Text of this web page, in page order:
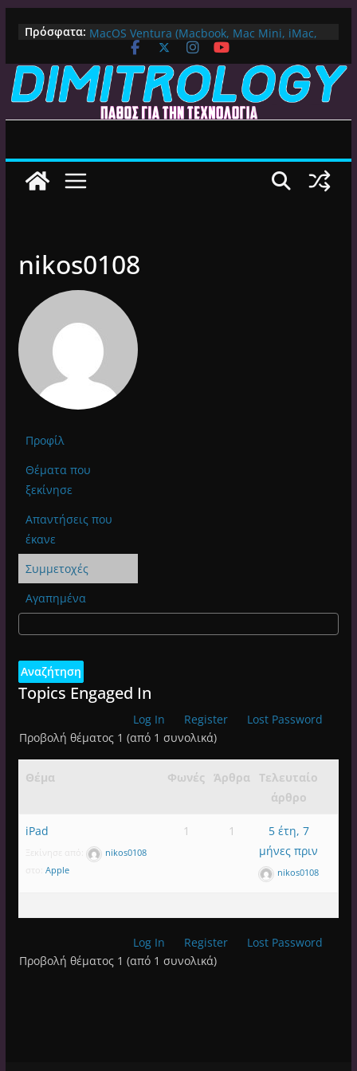
περιεχόμενο
Πρόσφατα: MacOS Ventura (Macbook, Mac Mini, iMac,
IPVanish Προσφορά: 83% Έκπτωση στο
Premium VPN – Δες γιατί αξίζει
Alive GR Kodi: Γιατί Δεν Λειτουργεί Πλέον το
Ελληνικό Add-on
και Ασύρματη Μεταφορά
Ο Καλύτερος Launcher για Android TV /
Google TV: Γρήγορος, Χωρίς Διαφημίσεις και
nikos0108
Προφίλ
Θέματα που
ξεκίνησε
Απαντήσεις που
έκανε
Συμμετοχές
Αγαπημένα
Topics Engaged In
Log In Register
Lost Password
Προβολή θέματος 1 (από 1 συνολικά)
Θέμα Φωνές Άρθρα
Τελευταίο
άρθρο
iPad
Ξεκίνησε από:
nikos0108
στο: Apple
1 1
5 έτη, 7
μήνες πριν
nikos0108
Log In Register
Lost Password
Προβολή θέματος 1 (από 1 συνολικά)